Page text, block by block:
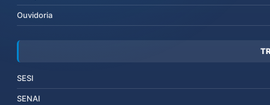
Ouvidoria
SESI
SENAI